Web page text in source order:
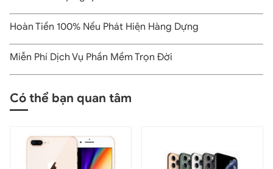
Hoàn Tiền 100% Nếu Phát Hiện Hàng Dựng
Miễn Phí Dịch Vụ Phần Mềm Trọn Đời
Có thể bạn quan tâm